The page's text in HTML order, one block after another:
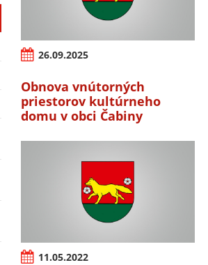
26.09.2025
Obnova vnútorných
priestorov kultúrneho
domu v obci Čabiny
11.05.2022